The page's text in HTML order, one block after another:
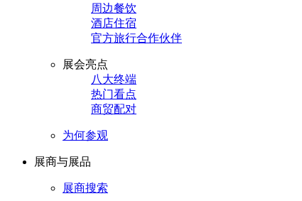
周边餐饮
酒店住宿
官方旅行合作伙伴
展会亮点
八大终端
热门看点
商贸配对
为何参观
展商与展品
展商搜索